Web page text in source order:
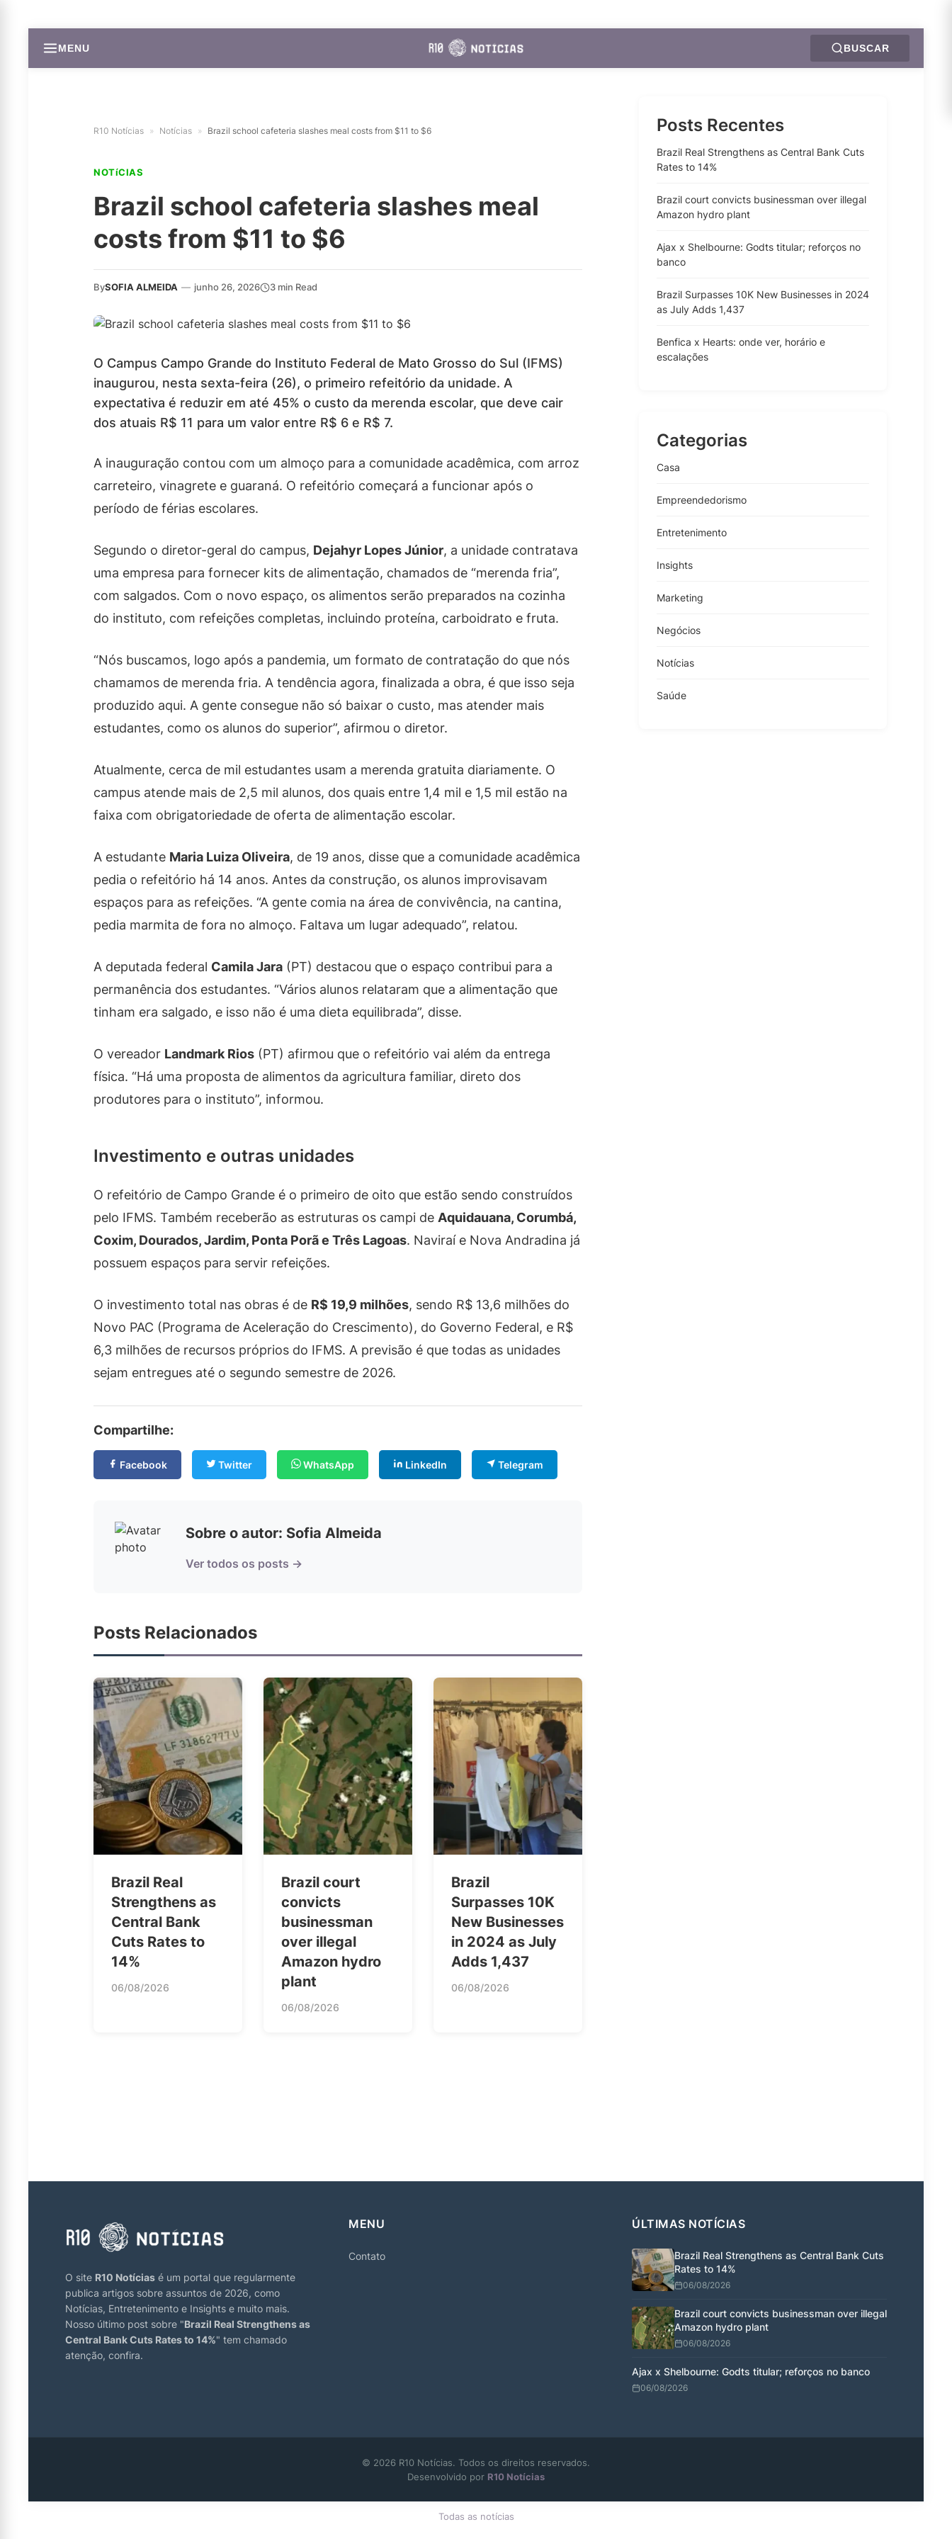
MENU BUSCAR
R10 Notícias » Notícias » Brazil school cafeteria slashes meal costs from $11 to $6
NOTíCIAS
Brazil school cafeteria slashes meal
costs from $11 to $6
BySOFIA ALMEIDA — junho 26, 2026 3 min Read
O Campus Campo Grande do Instituto Federal de Mato Grosso do Sul (IFMS)
inaugurou, nesta sexta-feira (26), o primeiro refeitório da unidade. A
expectativa é reduzir em até 45% o custo da merenda escolar, que deve cair
dos atuais R$ 11 para um valor entre R$ 6 e R$ 7.
A inauguração contou com um almoço para a comunidade acadêmica, com arroz
carreteiro, vinagrete e guaraná. O refeitório começará a funcionar após o
período de férias escolares.
Segundo o diretor-geral do campus, Dejahyr Lopes Júnior, a unidade contratava
uma empresa para fornecer kits de alimentação, chamados de “merenda fria”,
com salgados. Com o novo espaço, os alimentos serão preparados na cozinha
do instituto, com refeições completas, incluindo proteína, carboidrato e fruta.
“Nós buscamos, logo após a pandemia, um formato de contratação do que nós
chamamos de merenda fria. A tendência agora, finalizada a obra, é que isso seja
produzido aqui. A gente consegue não só baixar o custo, mas atender mais
estudantes, como os alunos do superior”, afirmou o diretor.
Atualmente, cerca de mil estudantes usam a merenda gratuita diariamente. O
campus atende mais de 2,5 mil alunos, dos quais entre 1,4 mil e 1,5 mil estão na
faixa com obrigatoriedade de oferta de alimentação escolar.
A estudante Maria Luiza Oliveira, de 19 anos, disse que a comunidade acadêmica
pedia o refeitório há 14 anos. Antes da construção, os alunos improvisavam
espaços para as refeições. “A gente comia na área de convivência, na cantina,
pedia marmita de fora no almoço. Faltava um lugar adequado”, relatou.
A deputada federal Camila Jara (PT) destacou que o espaço contribui para a
permanência dos estudantes. “Vários alunos relataram que a alimentação que
tinham era salgado, e isso não é uma dieta equilibrada”, disse.
O vereador Landmark Rios (PT) afirmou que o refeitório vai além da entrega
física. “Há uma proposta de alimentos da agricultura familiar, direto dos
produtores para o instituto”, informou.
Investimento e outras unidades
O refeitório de Campo Grande é o primeiro de oito que estão sendo construídos
pelo IFMS. Também receberão as estruturas os campi de Aquidauana, Corumbá,
Coxim, Dourados, Jardim, Ponta Porã e Três Lagoas. Naviraí e Nova Andradina já
possuem espaços para servir refeições.
O investimento total nas obras é de R$ 19,9 milhões, sendo R$ 13,6 milhões do
Novo PAC (Programa de Aceleração do Crescimento), do Governo Federal, e R$
6,3 milhões de recursos próprios do IFMS. A previsão é que todas as unidades
sejam entregues até o segundo semestre de 2026.
Compartilhe:
Facebook Twitter WhatsApp LinkedIn Telegram
Sobre o autor: Sofia Almeida
Ver todos os posts →
Posts Relacionados
Brazil Real
Strengthens as
Central Bank
Cuts Rates to
14%
06/08/2026
Brazil court
convicts
businessman
over illegal
Amazon hydro
plant
06/08/2026
Brazil
Surpasses 10K
New Businesses
in 2024 as July
Adds 1,437
06/08/2026
Posts Recentes
Brazil Real Strengthens as Central Bank Cuts
Rates to 14%
Brazil court convicts businessman over illegal
Amazon hydro plant
Ajax x Shelbourne: Godts titular; reforços no
banco
Brazil Surpasses 10K New Businesses in 2024
as July Adds 1,437
Benfica x Hearts: onde ver, horário e
escalações
Categorias
Casa
Empreendedorismo
Entretenimento
Insights
Marketing
Negócios
Notícias
Saúde
O site R10 Notícias é um portal que regularmente
publica artigos sobre assuntos de 2026, como
Notícias, Entretenimento e Insights e muito mais.
Nosso último post sobre "Brazil Real Strengthens as
Central Bank Cuts Rates to 14%" tem chamado
atenção, confira.
MENU
Contato
ÚLTIMAS NOTÍCIAS
Brazil Real Strengthens as Central Bank Cuts
Rates to 14%
06/08/2026
Brazil court convicts businessman over illegal
Amazon hydro plant
06/08/2026
Ajax x Shelbourne: Godts titular; reforços no banco
06/08/2026
© 2026 R10 Notícias. Todos os direitos reservados.
Desenvolvido por R10 Notícias
Todas as notícias